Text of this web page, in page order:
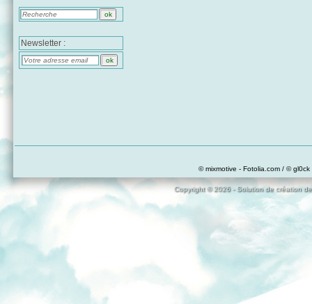
Newsletter :
© mixmotive - Fotolia.com / ©
Copyright © 2026 - Solution de création